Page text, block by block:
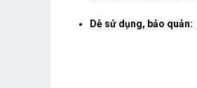
Dễ sử dụng, bảo quản: